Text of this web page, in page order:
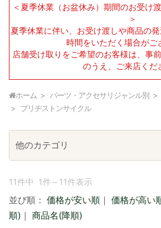
＜夏季休業（お盆休み）期間のお受け
＞
夏季休業に伴い、お受け渡しや商品の
時間をいただく場合がご
店舗受け取りをご希望のお客様は、事
のうえ、ご来店くだ
ホーム パーツ・アクセサリジャンル別
ブリヂストンサイクル
11件中 1件～11件表示
並び順： 価格が安い順 ｜ 価格が高い
順) ｜ 商品名(降順)
他のカテゴリ